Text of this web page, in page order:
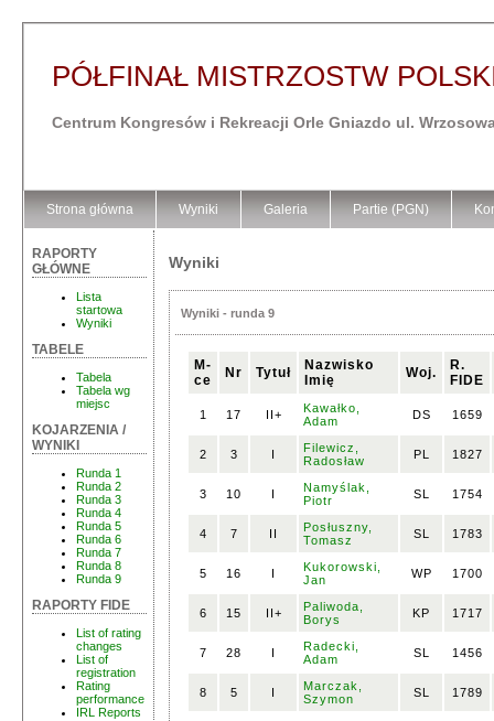
PÓŁFINAŁ MISTRZOSTW
Centrum Kongresów i Rekreacji Orle Gniazdo ul.
Strona główna Wyniki Galeria Partie (PGN)
RAPORTY
GŁÓWNE
Lista
startowa
Wyniki
TABELE
Tabela
Tabela wg
miejsc
KOJARZENIA /
WYNIKI
Runda 1
Runda 2
Runda 3
Runda 4
Runda 5
Runda 6
Runda 7
Runda 8
Runda 9
RAPORTY FIDE
List of rating
changes
List of
registration
Rating
performance
IRL Reports
Wyniki
Wyniki - runda 9
M-
ce
Nr Tytuł
Nazwisko
Imię
Woj.
R.
FIDE
1 17 II+
Kawałko,
Adam
DS 1659
2 3 I
Filewicz,
Radosław
PL 1827
3 10 I
Namyślak,
Piotr
SL 1754
4 7 II
Posłuszny,
Tomasz
SL 1783
5 16 I
Kukorowski,
Jan
WP 1700
6 15 II+
Paliwoda,
Borys
KP 1717
7 28 I
Radecki,
Adam
SL 1456
8 5 I
Marczak,
Szymon
SL 1789